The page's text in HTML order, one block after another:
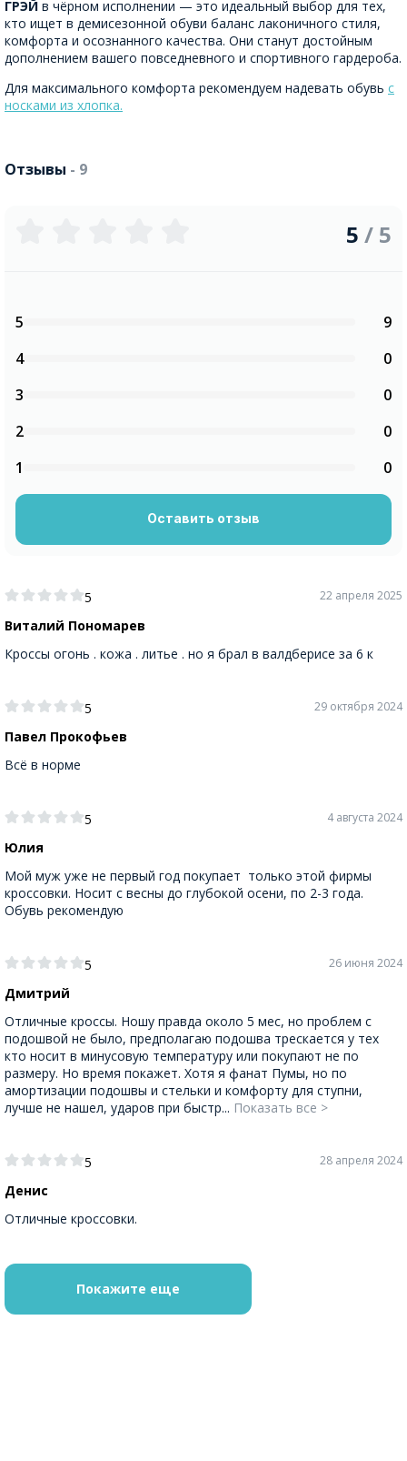
ГРЭЙ в чёрном исполнении — это идеальный выбор для тех,
кто ищет в демисезонной обуви баланс лаконичного стиля,
комфорта и осознанного качества. Они станут достойным
дополнением вашего повседневного и спортивного гардероба.
Для максимального комфорта рекомендуем надевать обувь с
носками из хлопка.
Отзывы - 9
5
Виталий Пономарев
22 апреля 2025
Кроссы огонь . кожа . литье . но я брал в валдберисе за 6 к
5
Павел Прокофьев
29 октября 2024
Всё в норме
5
Юлия
4 августа 2024
Мой муж уже не первый год покупает только этой фирмы
кроссовки. Носит с весны до глубокой осени, по 2-3 года.
Обувь рекомендую
5
Дмитрий
26 июня 2024
Отличные кроссы. Ношу правда около 5 мес, но проблем с
подошвой не было, предполагаю подошва трескается у тех
кто носит в минусовую температуру или покупают не по
размеру. Но время покажет. Хотя я фанат Пумы, но по
амортизации подошвы и стельки и комфорту для ступни,
лучше не нашел, ударов при быстр... Показать все >
5
Денис
28 апреля 2024
Отличные кроссовки.
Покажите еще
5 / 5
5
9
4
0
3
0
2
0
1
0
Оставить отзыв